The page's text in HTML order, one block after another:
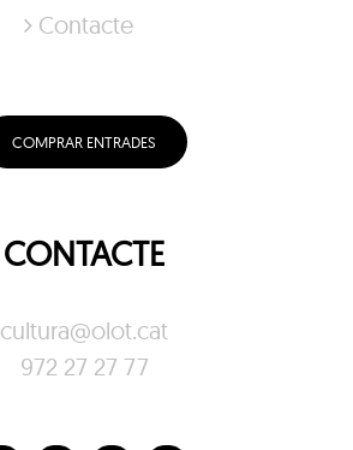
Contacte
COMPRAR ENTRADES
CONTACTE
cultura@olot.cat
972 27 27 77